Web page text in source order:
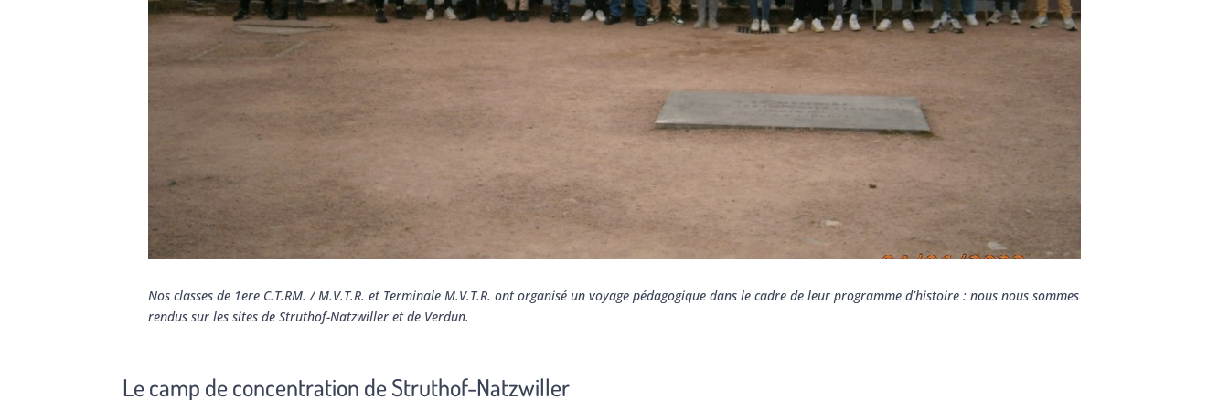
Nos classes de 1ere C.T.RM. / M.V.T.R. et Terminale M.V.T.R. ont organisé un voyage pédagogique dans le cadre de leur programme d’histoire : nous nous sommes
rendus sur les sites de Struthof-Natzwiller et de Verdun.
Le camp de concentration de Struthof-Natzwiller